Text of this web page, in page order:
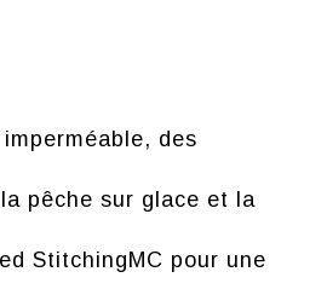
des
pêche sur glace et la
StitchingMC pour une